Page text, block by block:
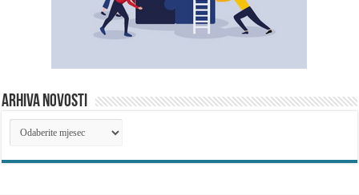
ARHIVA NOVOSTI
ARHIVA
NOVOSTI